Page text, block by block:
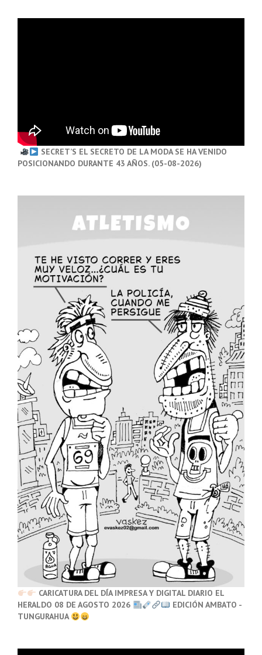
SECRET’S EL SECRETO DE LA MODA SE HA VENIDO
POSICIONANDO DURANTE 43 AÑOS. (05-08-2026)
CARICATURA DEL DÍA IMPRESA Y DIGITAL DIARIO EL
HERALDO 08 DE AGOSTO 2026
EDICIÓN AMBATO -
TUNGURAHUA